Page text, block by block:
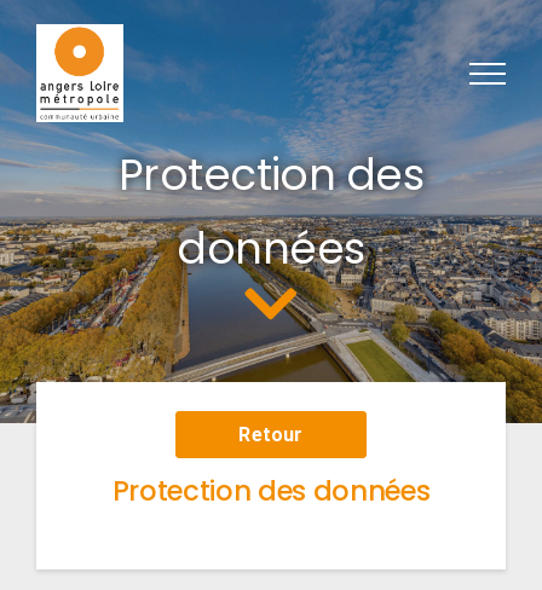
Passer au contenu
Protection des
données
Retour
Protection des données